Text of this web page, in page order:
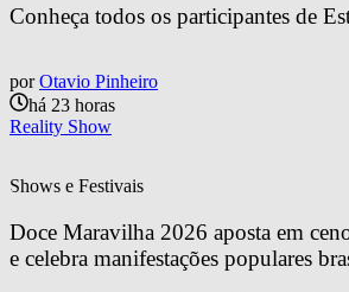
Conheça todos os participantes de
por Otavio Pinheiro
há 23 horas
Reality Show
Shows e Festivais
Doce Maravilha 2026 aposta em
e celebra manifestações populares